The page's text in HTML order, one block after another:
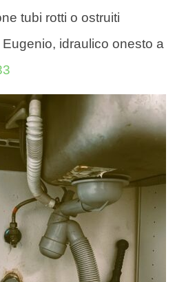
tubi rotti o ostruiti
idraulico onesto a